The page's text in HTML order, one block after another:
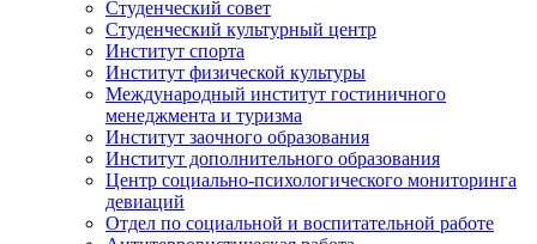
Студенческий совет
Студенческий культурный центр
Институт спорта
Институт физической культуры
Международный институт гостиничного
менеджмента и туризма
Институт заочного образования
Институт дополнительного образования
Центр социально-психологического мониторинга
девиаций
Отдел по социальной и воспитательной работе